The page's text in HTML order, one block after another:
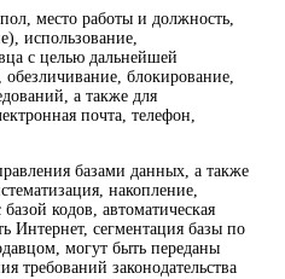
место работы и должность,
использование,
с целью дальнейшей
блокирование,
а также для
почта, телефон,
базами данных, а также
накопление,
кодов, автоматическая
Интернет, сегментация базы по
могут быть переданы
требований законодательства